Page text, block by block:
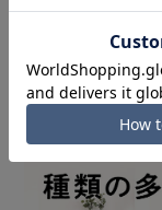
300